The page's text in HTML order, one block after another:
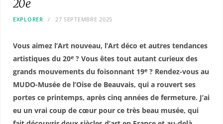
20e
EXPLORER 27 SEPTEMBRE 2025
Vous aimez l’Art nouveau, l’Art déco et autres tendances
artistiques du 20e ? Vous êtes tout autant curieux des
grands mouvements du foisonnant 19e ? Rendez-vous au
MUDO-Musée de l’Oise de Beauvais, qui a rouvert ses
portes ce printemps, après cinq années de fermeture. J’ai
eu un vrai coup de cœur pour ce très beau musée, qui